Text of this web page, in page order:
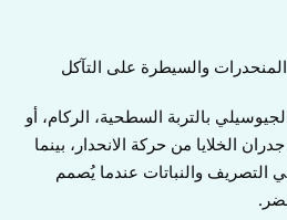
والسيطرة على التآكل
بالتربة السطحية، الركام، أو
الخلايا من حركة الانحدار، بينما
التصريف والنباتات عندما يُصمم